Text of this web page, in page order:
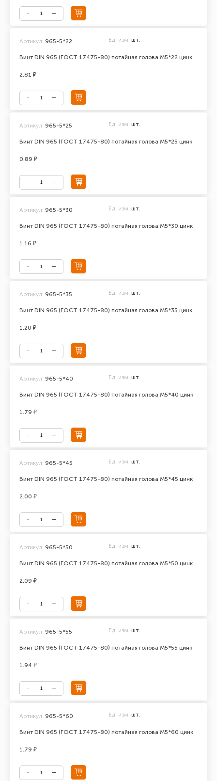
Винт DIN 965 (ГОСТ 17475-80) потайная голова М5*22 цинк
Артикул: 965-5*22 Ед. изм. шт.
2.81 ₽
Винт DIN 965 (ГОСТ 17475-80) потайная голова М5*25 цинк
Артикул: 965-5*25 Ед. изм. шт.
0.89 ₽
Винт DIN 965 (ГОСТ 17475-80) потайная голова М5*30 цинк
Артикул: 965-5*30 Ед. изм. шт.
1.16 ₽
Винт DIN 965 (ГОСТ 17475-80) потайная голова М5*35 цинк
Артикул: 965-5*35 Ед. изм. шт.
1.20 ₽
Винт DIN 965 (ГОСТ 17475-80) потайная голова М5*40 цинк
Артикул: 965-5*40 Ед. изм. шт.
1.79 ₽
Винт DIN 965 (ГОСТ 17475-80) потайная голова М5*45 цинк
Артикул: 965-5*45 Ед. изм. шт.
2.00 ₽
Винт DIN 965 (ГОСТ 17475-80) потайная голова М5*50 цинк
Артикул: 965-5*50 Ед. изм. шт.
2.09 ₽
Винт DIN 965 (ГОСТ 17475-80) потайная голова М5*55 цинк
Артикул: 965-5*55 Ед. изм. шт.
1.94 ₽
Винт DIN 965 (ГОСТ 17475-80) потайная голова М5*60 цинк
Артикул: 965-5*60 Ед. изм. шт.
1.79 ₽